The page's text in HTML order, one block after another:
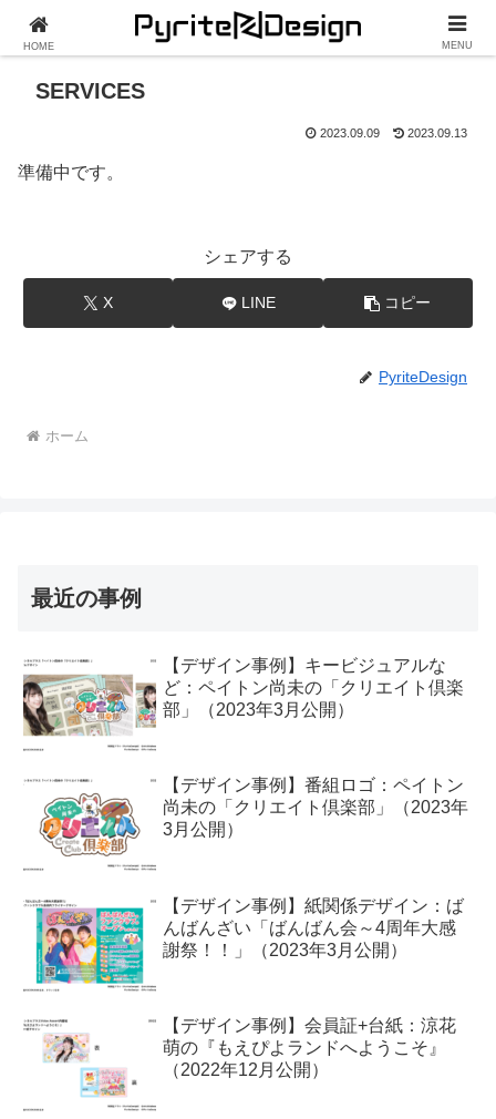
SERVICES
2023.09.09 2023.09.13
準備中です。
シェアする
X LINE コピー
PyriteDesign
ホーム
最近の事例
【デザイン事例】キービジュアルな
ど：ペイトン尚未の「クリエイト倶楽
部」（2023年3月公開）
【デザイン事例】番組ロゴ：ペイトン
尚未の「クリエイト倶楽部」（2023年
3月公開）
【デザイン事例】紙関係デザイン：ば
んばんざい「ばんばん会～4周年大感
謝祭！！」（2023年3月公開）
【デザイン事例】会員証+台紙：涼花
萌の『もえぴよランドへようこそ』
（2022年12月公開）
HOME MENU